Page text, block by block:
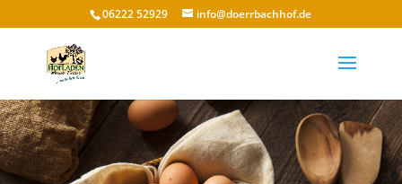
06222 52929 info@doerrbachhof.de